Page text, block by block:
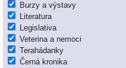
Burzy a výstavy
Literatura
Legislativa
Veterina a nemoci
Terahádanky
Černá kronika